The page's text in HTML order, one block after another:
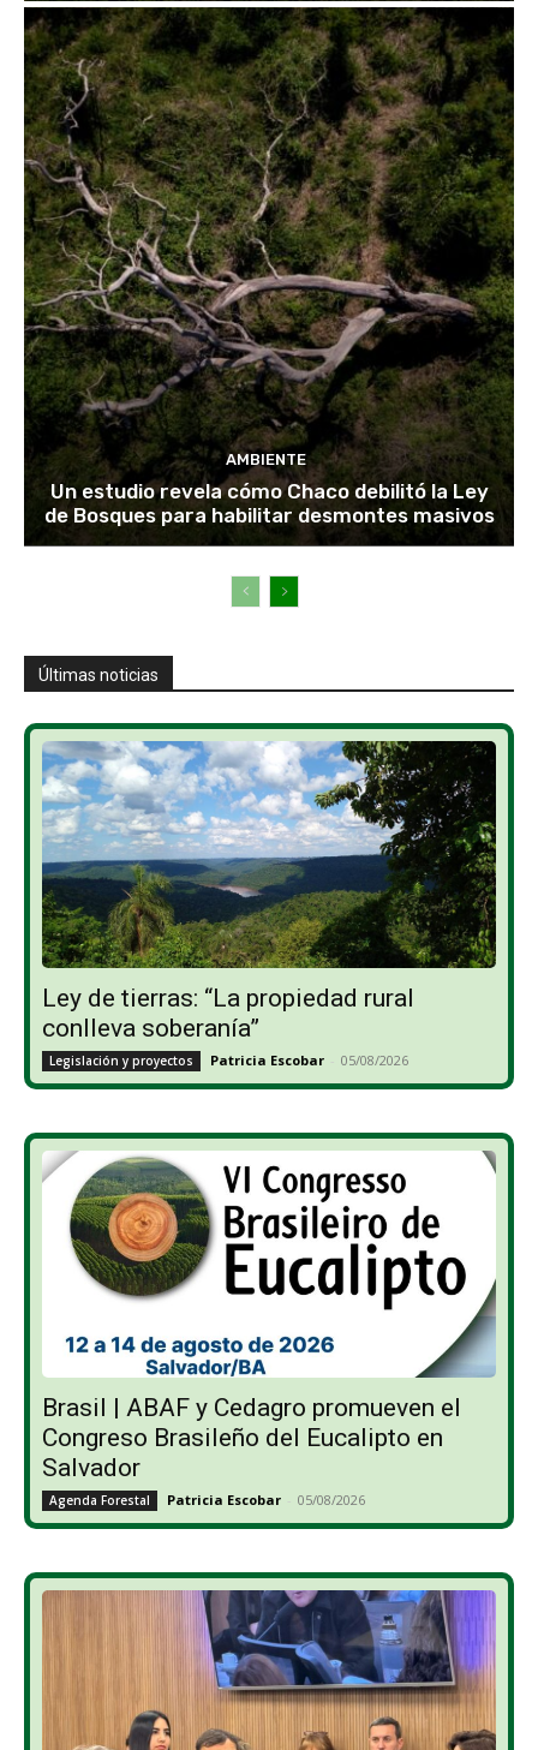
AMBIENTE
Un estudio revela cómo Chaco debilitó la Ley
de Bosques para habilitar desmontes masivos
Últimas noticias
Ley de tierras: “La propiedad rural
conlleva soberanía”
Legislación y proyectos Patricia Escobar - 05/08/2026
Brasil | ABAF y Cedagro promueven el
Congreso Brasileño del Eucalipto en
Salvador
Agenda Forestal Patricia Escobar - 05/08/2026